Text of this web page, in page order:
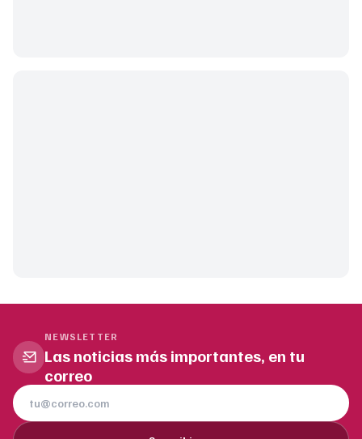
NEWSLETTER
Las noticias más importantes, en tu
correo